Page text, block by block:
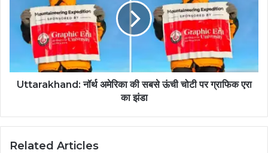
Uttarakhand: नॉर्थ अमेरिका की सबसे ऊंची चोटी पर ग्राफिक एरा
का झंडा
Related Articles